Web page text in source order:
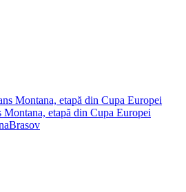
etapă din Cupa Europei